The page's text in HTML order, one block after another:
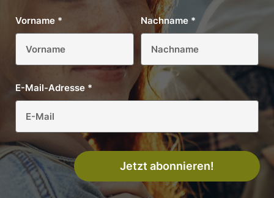
Vorname * Nachname *
E-Mail-Adresse *
Jetzt abonnieren!